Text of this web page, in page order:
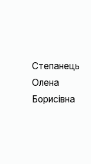
Степанець
Олена
Борисівна